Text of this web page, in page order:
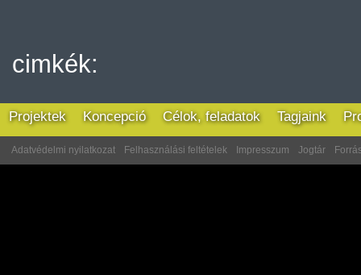
cimkék:
Projektek Koncepció Célok, feladatok Tagjaink
Adatvédelmi nyilatkozat Felhasználási feltételek Impresszum Jogtár